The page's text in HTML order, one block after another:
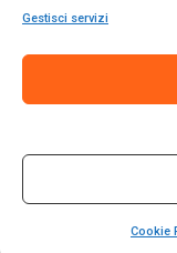
Gestisci servizi
Cookie
Tribunale di
© 2024 Promo